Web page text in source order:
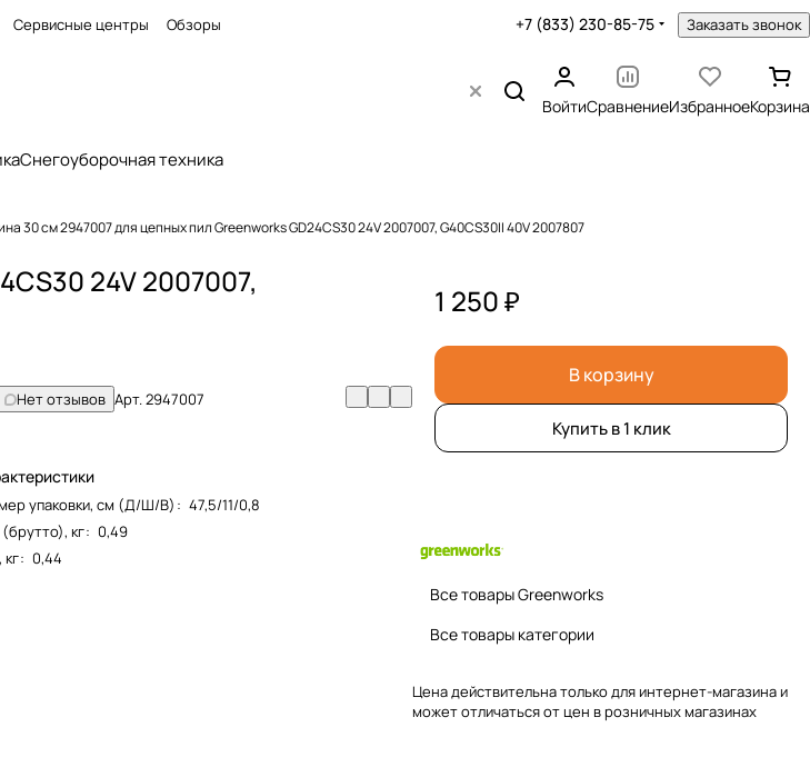
Сервисные центры Обзоры +7 (833) 230-85-75 Заказать звонок
ВойтиСравнениеИзбранноеКорзина
Снегоуборочная техника
30 см 2947007 для цепных пил Greenworks GD24CS30 24V 2007007, G40CS30II 40V 2007807
24V 2007007,
Нет отзывов Арт.2947007
упаковки, см (Д/Ш/В) : 47,5/11/0,8
кг: 0,49
кг: 0,44
1 250 ₽
В корзину
Купить в 1 клик
Все товары Greenworks
Все товары категории
Цена действительна только для интернет-магазина и
может отличаться от цен в розничных магазинах